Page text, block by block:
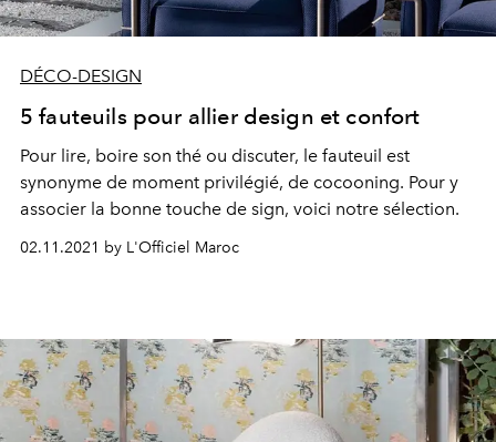
DÉCO-DESIGN
5 fauteuils pour allier design et confort
Pour lire, boire son thé ou discuter, le fauteuil est
synonyme de moment privilégié, de cocooning. Pour y
associer la bonne touche de sign, voici notre sélection.
02.11.2021 by L'Officiel Maroc